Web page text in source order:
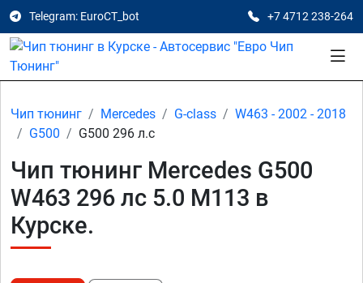
Telegram: EuroCT_bot +7 4712 238-264
Чип тюнинг Mercedes G-class
W463 - 2002 - 2018
G500
G500 296 л.с
Чип тюнинг Mercedes G500
W463 296 лс 5.0 M113 в
Курске.